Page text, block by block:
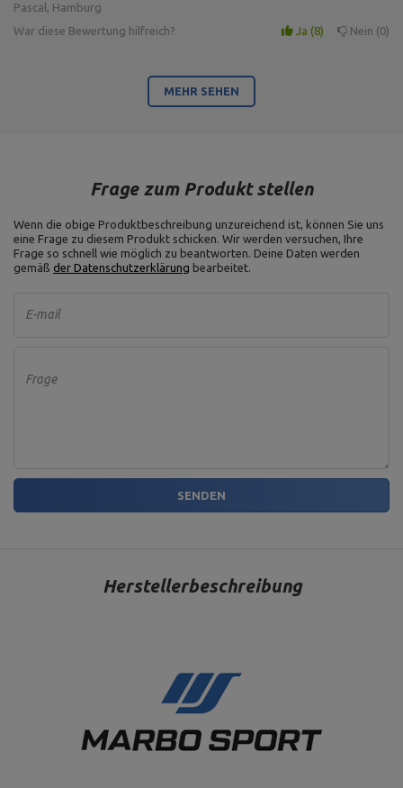
Pascal, Hamburg
War diese Bewertung hilfreich?
Ja 8 Nein 0
MEHR SEHEN
Frage zum Produkt stellen
Wenn die obige Produktbeschreibung unzureichend ist, können Sie uns
eine Frage zu diesem Produkt schicken. Wir werden versuchen, Ihre
Frage so schnell wie möglich zu beantworten. Deine Daten werden
gemäß der Datenschutzerklärung bearbeitet.
E-mail
Frage
SENDEN
Herstellerbeschreibung